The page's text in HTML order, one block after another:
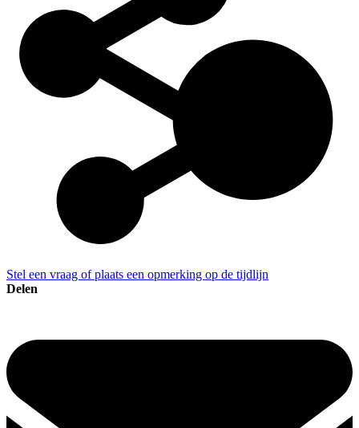
Stel een vraag of plaats een opmerking op de tijdlijn
Delen